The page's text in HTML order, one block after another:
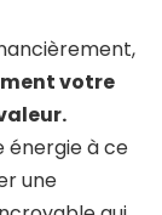
votre
énergie à ce
une